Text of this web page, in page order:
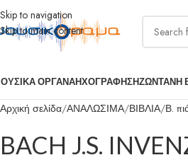
Skip to navigation
Skip to main content
ΟΡΓΑΝΑΗΧΟΓΡΑΦΗΣΗΖΩΝΤΑΝΗ
Αρχική σελίδα ΑΝΑΛΩΣΙΜΑ ΒΙΒΛΙΑ Β.
BACH J.S.